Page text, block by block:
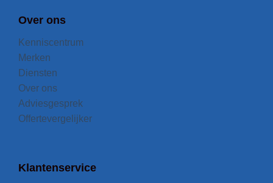
Over ons
Kenniscentrum
Merken
Diensten
Over ons
Adviesgesprek
Offertevergelijker
Klantenservice